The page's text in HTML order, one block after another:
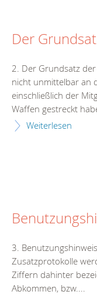
Der
2. Der Grundsatz
nicht unmittelbar an
einschließlich der
Waffen gestreckt
Weiterlesen
3.
Zusatzprotokolle
Ziffern dahinter
Abkommen, bzw....